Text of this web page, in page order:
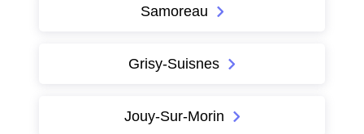
Samoreau
Grisy-Suisnes
Jouy-Sur-Morin